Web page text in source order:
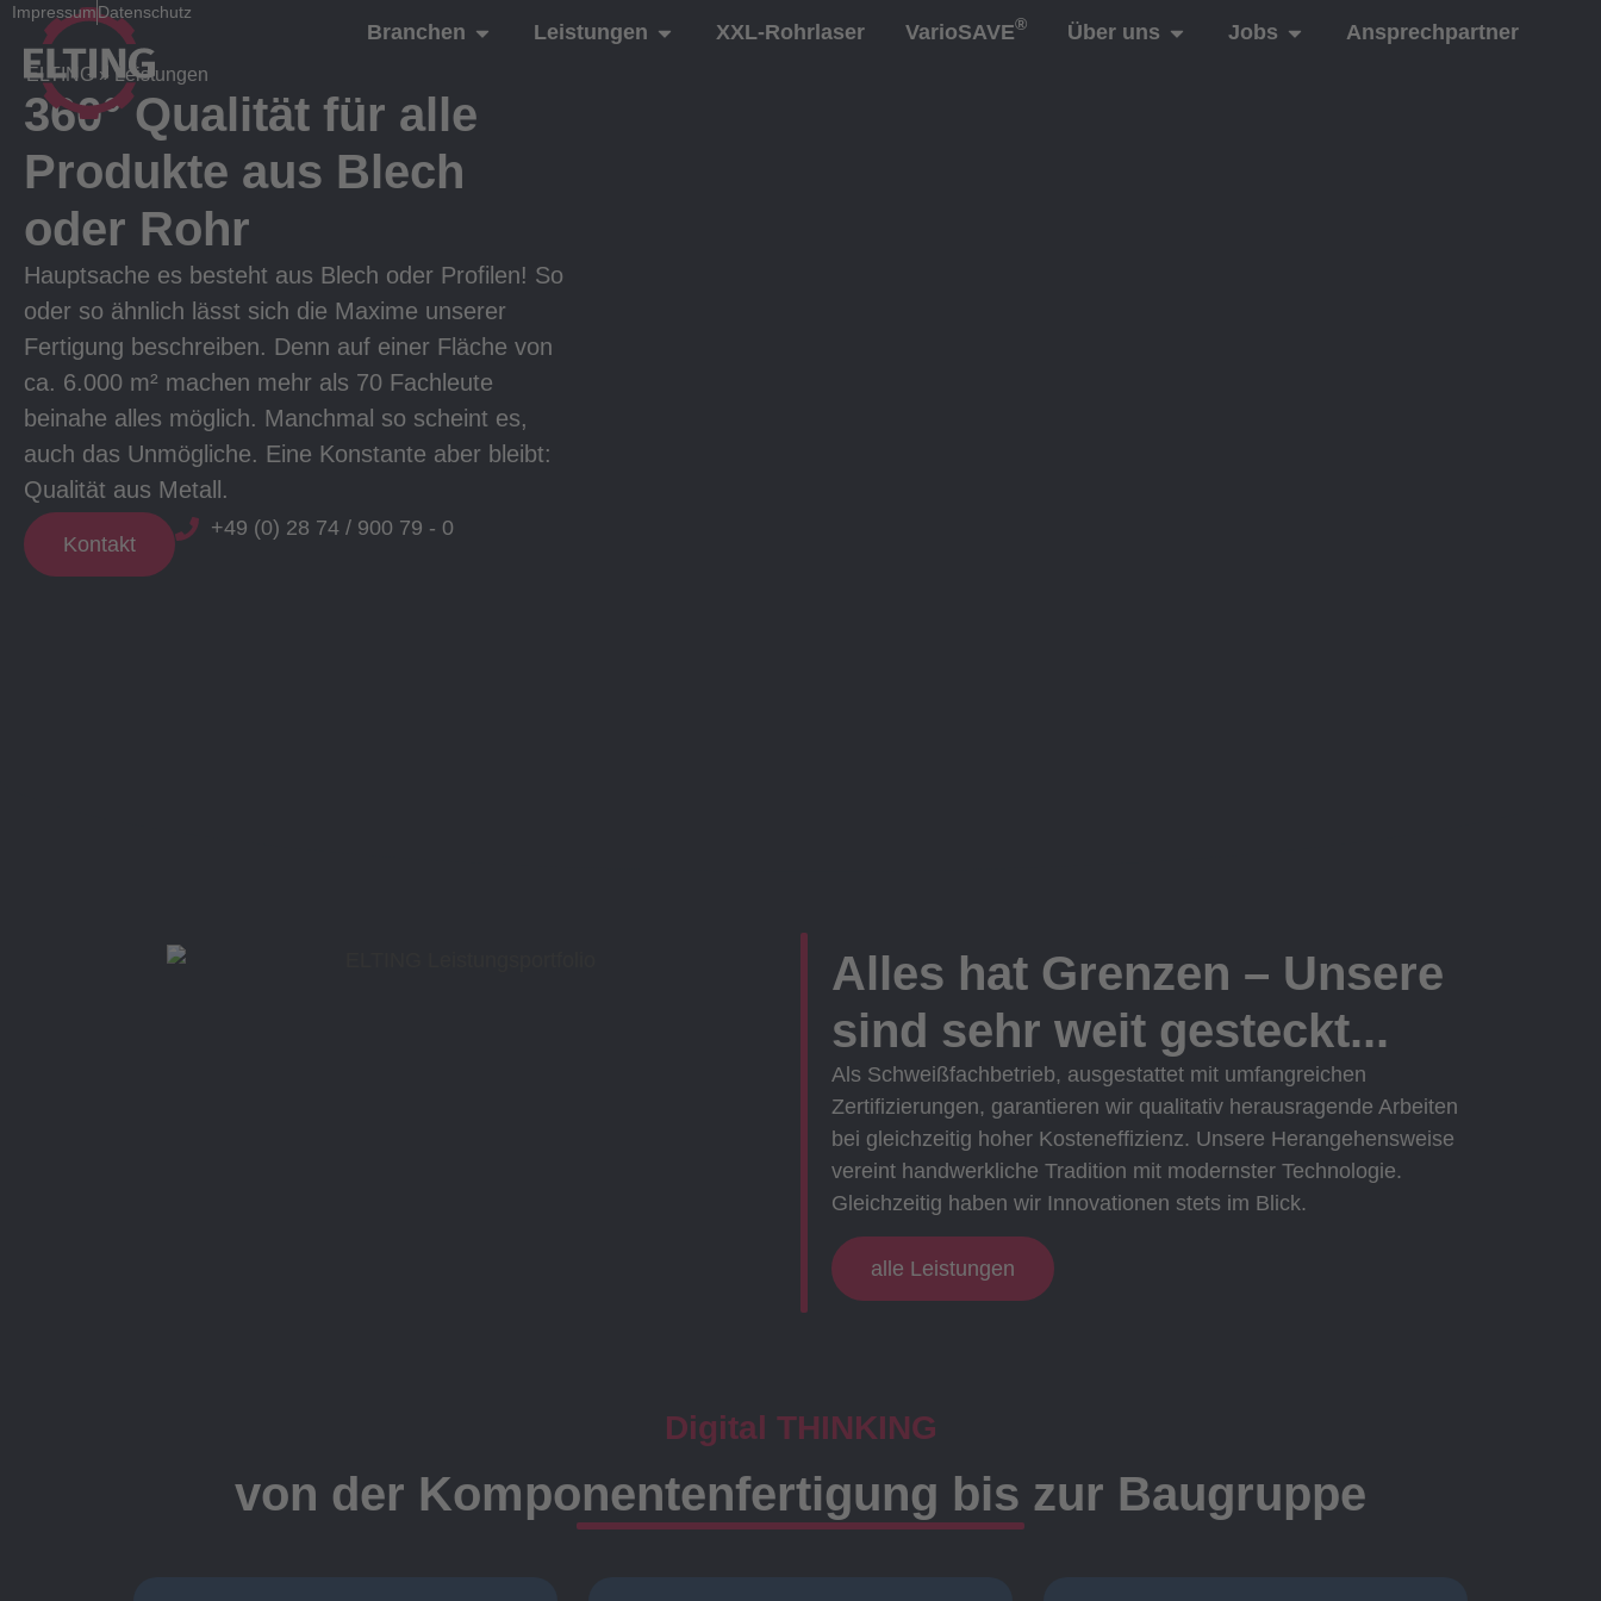
ImpressumDatenschutz
Branchen Leistungen XXL-Rohrlaser VarioSAVE® Über uns Jobs Ansprechpartner
ELTING»Leistungen
360° Qualität für alle
Produkte aus Blech
oder Rohr
Hauptsache es besteht aus Blech oder Profilen! So
oder so ähnlich lässt sich die Maxime unserer
Fertigung beschreiben. Denn auf einer Fläche von
ca. 6.000 m² machen mehr als 70 Fachleute
beinahe alles möglich. Manchmal so scheint es,
auch das Unmögliche. Eine Konstante aber bleibt:
Qualität aus Metall.
Kontakt
+49 (0) 28 74 / 900 79 - 0
Alles hat Grenzen – Unsere
sind sehr weit gesteckt...
Als Schweißfachbetrieb, ausgestattet mit umfangreichen
Zertifizierungen, garantieren wir qualitativ herausragende Arbeiten
bei gleichzeitig hoher Kosteneffizienz. Unsere Herangehensweise
vereint handwerkliche Tradition mit modernster Technologie.
Gleichzeitig haben wir Innovationen stets im Blick.
alle Leistungen
Digital THINKING
von der Komponentenfertigung bis zur Baugruppe